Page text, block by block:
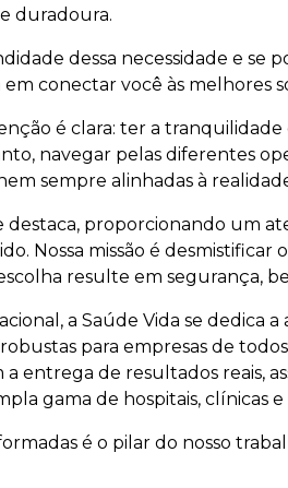
duradoura.
dessa necessidade e se
conectar você às melhores
é clara: ter a
navegar pelas diferentes
sempre alinhadas à
destaca, proporcionando um
Nossa missão é
resulte em segurança,
a Saúde Vida se dedica
para empresas de
entrega de resultados reais,
gama de hospitais, clínicas
é o pilar do nosso